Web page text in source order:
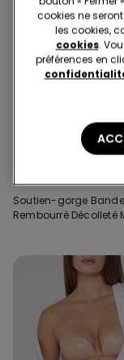
Microfibre recyclée
5 Couleurs
Soutien-gorge
Rembourré Décolleté
cookies ne
les cookies,
cookies.
préférences en